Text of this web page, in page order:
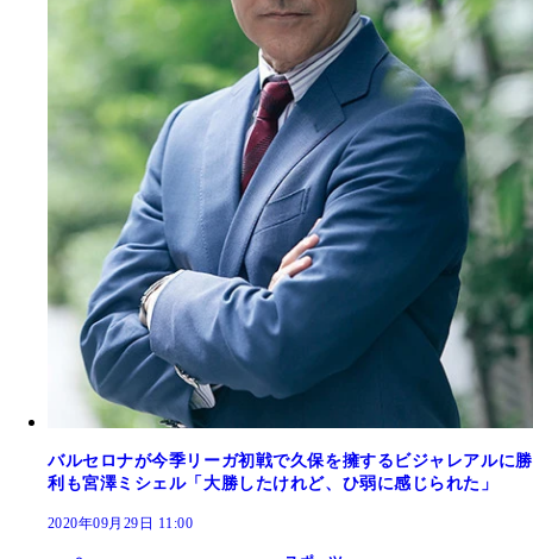
バルセロナが今季リーガ初戦で久保を擁するビジャレアルに勝
利も宮澤ミシェル「大勝したけれど、ひ弱に感じられた」
2020年09月29日 11:00